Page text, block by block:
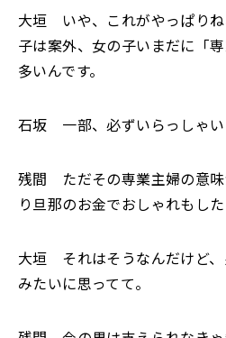
大垣 いや、これがやっぱり
子は案外、女の子いまだに「
多いんです。
石坂 一部、必ずいらっしゃい
残間 ただその専業主婦の意
り旦那のお金でおしゃれもし
大垣 それはそうなんだけど、
みたいに思ってて。